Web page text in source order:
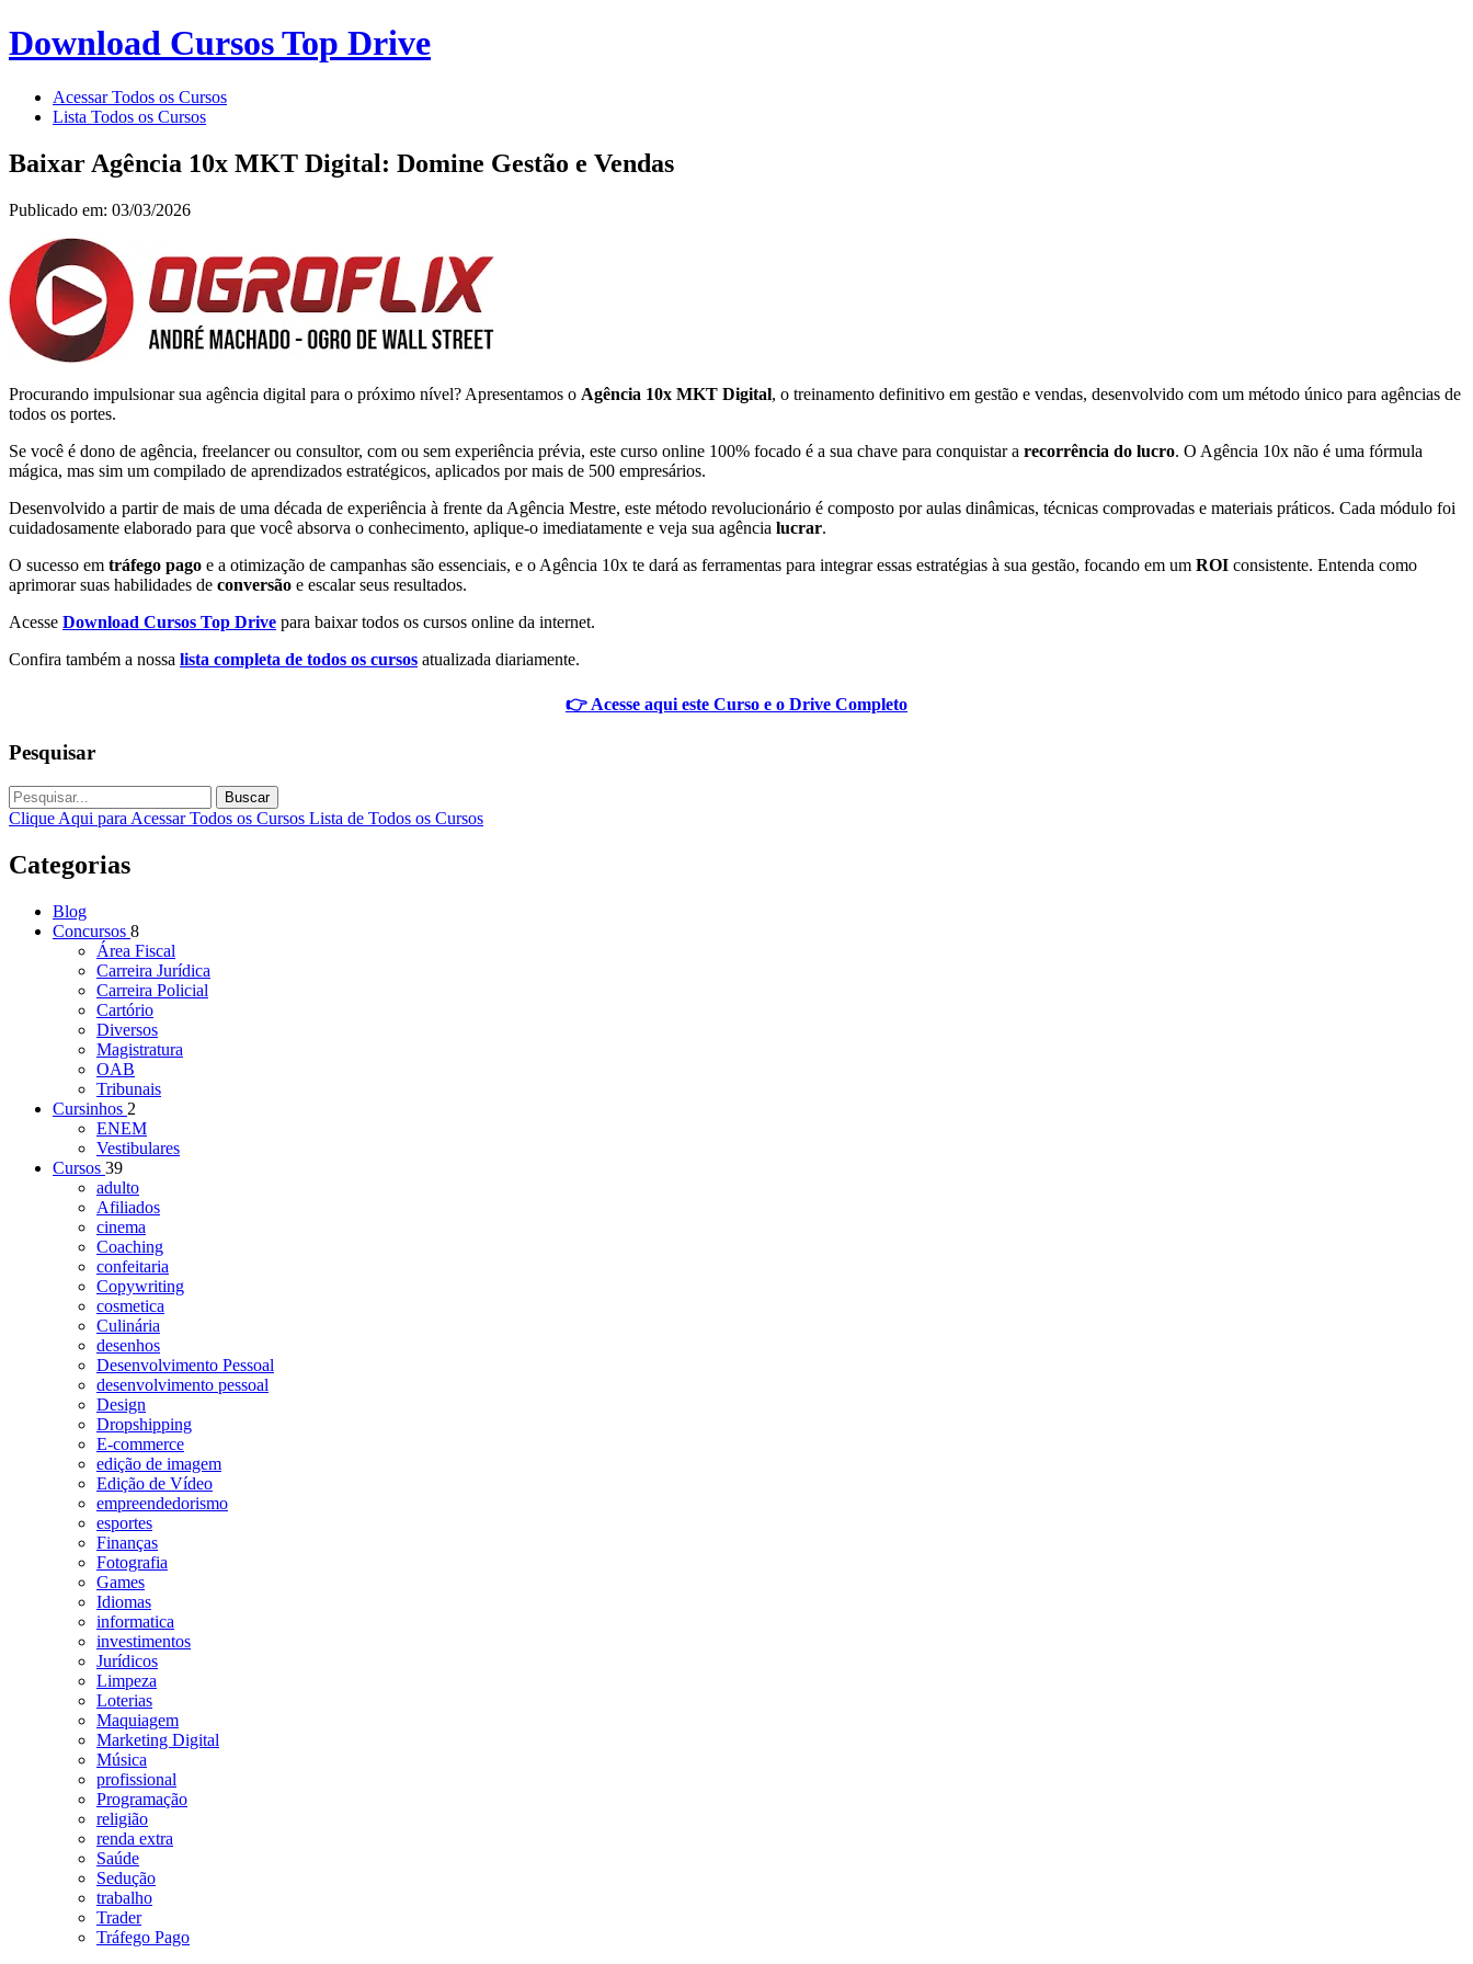
Download Cursos Top Drive
Acessar Todos os Cursos
Lista Todos os Cursos
Baixar Agência 10x MKT Digital: Domine Gestão e Vendas
Publicado em: 03/03/2026
Procurando impulsionar sua agência digital para o próximo nível? Apresentamos o Agência 10x MKT Digital, o treinamento definitivo em gestão e vendas, desenvolvido com um método único para agências de
todos os portes.
Se você é dono de agência, freelancer ou consultor, com ou sem experiência prévia, este curso online 100% focado é a sua chave para conquistar a recorrência do lucro. O Agência 10x não é uma fórmula
mágica, mas sim um compilado de aprendizados estratégicos, aplicados por mais de 500 empresários.
Desenvolvido a partir de mais de uma década de experiência à frente da Agência Mestre, este método revolucionário é composto por aulas dinâmicas, técnicas comprovadas e materiais práticos. Cada módulo foi
cuidadosamente elaborado para que você absorva o conhecimento, aplique-o imediatamente e veja sua agência lucrar.
O sucesso em tráfego pago e a otimização de campanhas são essenciais, e o Agência 10x te dará as ferramentas para integrar essas estratégias à sua gestão, focando em um ROI consistente. Entenda como
aprimorar suas habilidades de conversão e escalar seus resultados.
Acesse Download Cursos Top Drive para baixar todos os cursos online da internet.
Confira também a nossa lista completa de todos os cursos atualizada diariamente.
👉 Acesse aqui este Curso e o Drive Completo
Pesquisar
Buscar
Clique Aqui para Acessar Todos os Cursos Lista de Todos os Cursos
Categorias
Blog
Concursos 8
Área Fiscal
Carreira Jurídica
Carreira Policial
Cartório
Diversos
Magistratura
OAB
Tribunais
Cursinhos 2
ENEM
Vestibulares
Cursos 39
adulto
Afiliados
cinema
Coaching
confeitaria
Copywriting
cosmetica
Culinária
desenhos
Desenvolvimento Pessoal
desenvolvimento pessoal
Design
Dropshipping
E-commerce
edição de imagem
Edição de Vídeo
empreendedorismo
esportes
Finanças
Fotografia
Games
Idiomas
informatica
investimentos
Jurídicos
Limpeza
Loterias
Maquiagem
Marketing Digital
Música
profissional
Programação
religião
renda extra
Saúde
Sedução
trabalho
Trader
Tráfego Pago